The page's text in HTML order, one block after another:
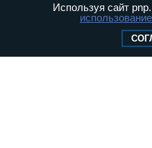
массовых коммуникаций
Свидетельство о регистрации
Используя сайт